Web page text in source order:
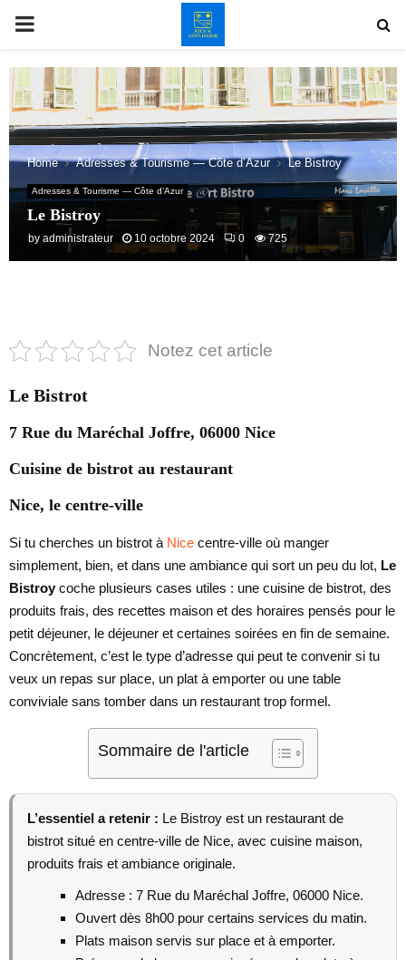
PRIMARY
MENU
Home Adresses & Tourisme — Côte d’Azur Le Bistroy
Adresses & Tourisme — Côte d’Azur
Le Bistroy
by administrateur 10 octobre 2024 0 725
Notez cet article
Le Bistrot
7 Rue du Maréchal Joffre, 06000 Nice
Cuisine de bistrot au restaurant
Nice, le centre-ville
Si tu cherches un bistrot à Nice centre-ville où manger
simplement, bien, et dans une ambiance qui sort un peu du lot, Le
Bistroy coche plusieurs cases utiles : une cuisine de bistrot, des
produits frais, des recettes maison et des horaires pensés pour le
petit déjeuner, le déjeuner et certaines soirées en fin de semaine.
Concrètement, c’est le type d’adresse qui peut te convenir si tu
veux un repas sur place, un plat à emporter ou une table
conviviale sans tomber dans un restaurant trop formel.
Sommaire de l'article
L’essentiel a retenir : Le Bistroy est un restaurant de
bistrot situé en centre-ville de Nice, avec cuisine maison,
produits frais et ambiance originale.
Adresse : 7 Rue du Maréchal Joffre, 06000 Nice.
Ouvert dès 8h00 pour certains services du matin.
Plats maison servis sur place et à emporter.